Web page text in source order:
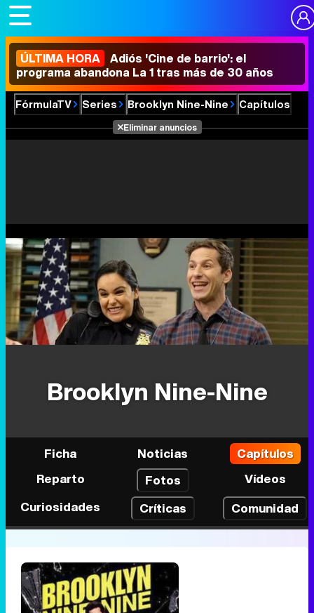
ÚLTIMA HORA Adiós 'Cine de barrio': el
programa abandona La 1 tras más de 30 años
FórmulaTV Series Brooklyn Nine-Nine Capítulos
Eliminar anuncios
Brooklyn Nine-Nine
Ficha Noticias
Capítulos
Reparto
Fotos
Vídeos
Curiosidades
Críticas Comunidad